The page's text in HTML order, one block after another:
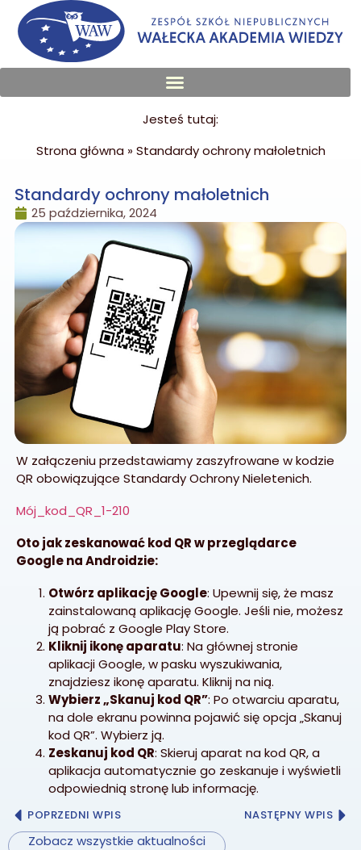
Jesteś tutaj:
Strona główna»Standardy ochrony małoletnich
Standardy ochrony małoletnich
25 października, 2024
W załączeniu przedstawiamy zaszyfrowane w kodzie
QR obowiązujące Standardy Ochrony Nieletenich.
Mój_kod_QR_1-210
Oto jak zeskanować kod QR w przeglądarce
Google na Androidzie:
Otwórz aplikację Google: Upewnij się, że masz
zainstalowaną aplikację Google. Jeśli nie, możesz
ją pobrać z Google Play Store.
Kliknij ikonę aparatu: Na głównej stronie
aplikacji Google, w pasku wyszukiwania,
znajdziesz ikonę aparatu. Kliknij na nią.
Wybierz „Skanuj kod QR”: Po otwarciu aparatu,
na dole ekranu powinna pojawić się opcja „Skanuj
kod QR”. Wybierz ją.
Zeskanuj kod QR: Skieruj aparat na kod QR, a
aplikacja automatycznie go zeskanuje i wyświetli
odpowiednią stronę lub informację.
POPRZEDNI WPIS NASTĘPNY WPIS
Zobacz wszystkie aktualności